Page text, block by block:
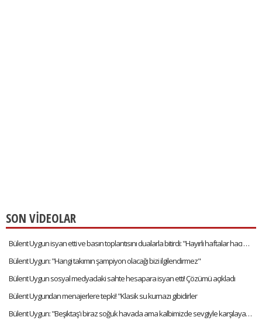
SON VİDEOLAR
Bülent Uygun isyan etti ve basın toplantısını dualarla bitirdi: "Hayırlı haftalar hacı abi"
Bülent Uygun: "Hangi takımın şampiyon olacağı bizi ilgilendirmez"
Bülent Uygun sosyal medyadaki sahte hesapara isyan etti! Çözümü açıkladı
Bülent Uygundan menajerlere tepki! "Klasik su kurnazı gibidirler
Bülent Uygun: "Beşiktaş'ı biraz soğuk havada ama kalbimizde sevgiyle karşılayacağız"